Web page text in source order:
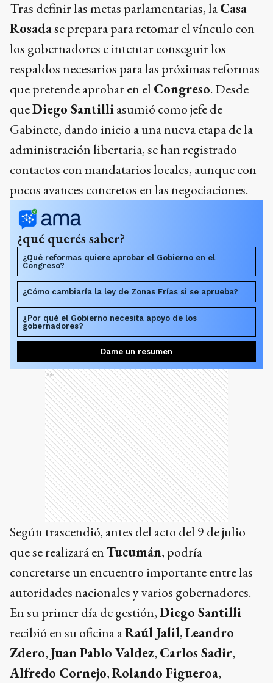
Tras definir las metas parlamentarias, laCasa
Rosadase prepara para retomar el vínculo con
los gobernadores e intentar conseguir los
respaldos necesarios para las próximas reformas
que pretende aprobar en el Congreso. Desde
queDiego Santilliasumió como jefe de
Gabinete, dando inicio a una nueva etapa de la
administración libertaria, se han registrado
contactos con mandatarios locales, aunque con
pocos avances concretos en las negociaciones.
¿qué querés saber?
¿Qué reformas quiere aprobar el Gobierno en el
Congreso?
¿Cómo cambiaría la ley de Zonas Frías si se aprueba?
¿Por qué el Gobierno necesita apoyo de los
gobernadores?
Dame un resumen
Ads
Según trascendió, antes del acto del 9 de julio
que se realizará enTucumán, podría
concretarse un encuentro importante entre las
autoridades nacionales y varios gobernadores.
En su primer día de gestión,Diego Santilli
recibió en su oficina aRaúl Jalil,Leandro
Zdero, Juan Pablo Valdez, Carlos Sadir,
Alfredo Cornejo,Rolando Figueroa,